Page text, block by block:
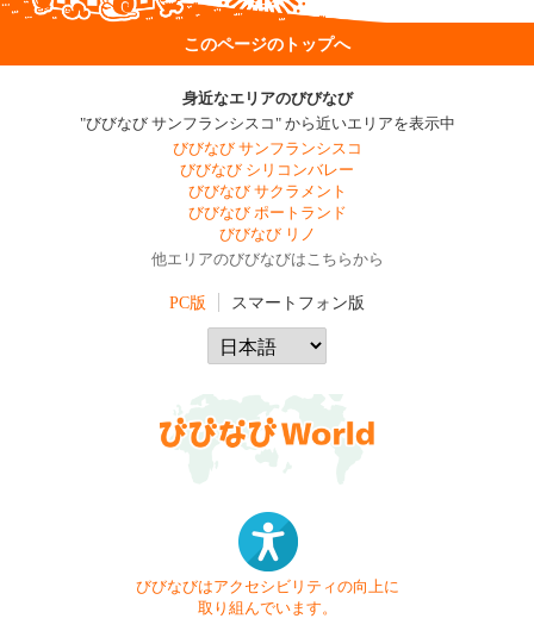
このページのトップへ
身近なエリアのびびなび
"びびなび サンフランシスコ" から近いエリアを表示中
びびなび サンフランシスコ
びびなび シリコンバレー
びびなび サクラメント
びびなび ポートランド
びびなび リノ
他エリアのびびなびはこちらから
PC版 スマートフォン版
びびなびはアクセシビリティの向上に
取り組んでいます。